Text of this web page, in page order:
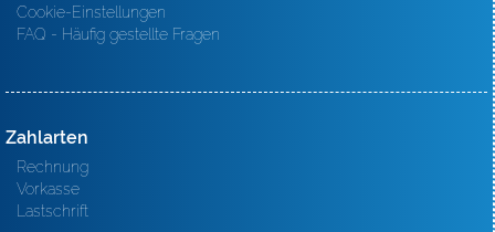
Cookie-Einstellungen
FAQ - Häufig gestellte Fragen
Zahlarten
Rechnung
Vorkasse
Lastschrift